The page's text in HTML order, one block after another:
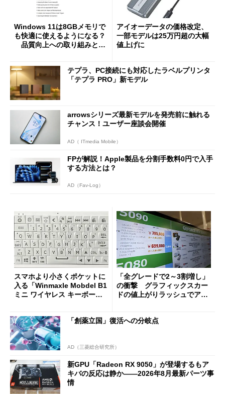
Windows 11は8GBメモリで
も快適に使えるようになる？
品質向上への取り組みと
アイオーデータの価格改定、
一部モデルは25万円超の大幅
値上げに
テプラ、PC接続にも対応したラベルプリンタ
「テプラ PRO」新モデル
arrowsシリーズ最新モデルを発売前に触れる
チャンス！ユーザー座談会開催
AD（ ITmedia Mobile）
FPが解説！Apple製品を分割手数料0円で入手
する方法とは？
AD（Fav-Log）
スマホより小さくポケットに
入る「Winmaxle Mobdel B1
ミニ ワイヤレス キーボー
「全グレードで2～3割増し」
の衝撃 グラフィックスカー
ドの値上がりラッシュでアキ
「創薬立国」復活への分岐点
AD（三菱総合研究所）
新GPU「Radeon RX 9050」が登場するもア
キバの反応は静か――2026年8月最新パーツ事
情